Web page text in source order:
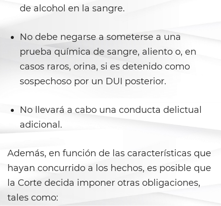
Violent Crimes
Attempted Murder
Dissuading A Witness or Victim
Gang Enhancement
Kidnapping
Manslaughter
Murder
Involuntary Manslaughter
Voluntary Manslaughter
de alcohol en la sangre.
No debe negarse a someterse a una
prueba química de sangre, aliento o, en
casos raros, orina, si es detenido como
sospechoso por un DUI posterior.
No llevará a cabo una conducta delictual
adicional.
Además, en función de las características que
hayan concurrido a los hechos, es posible que
la Corte decida imponer otras obligaciones,
tales como: